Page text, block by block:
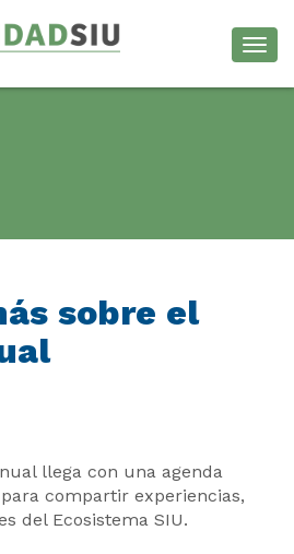
sobre el
llega con una agenda
compartir experiencias,
del Ecosistema SIU.